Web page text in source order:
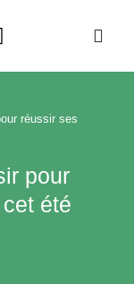
réussir ses
pour
été